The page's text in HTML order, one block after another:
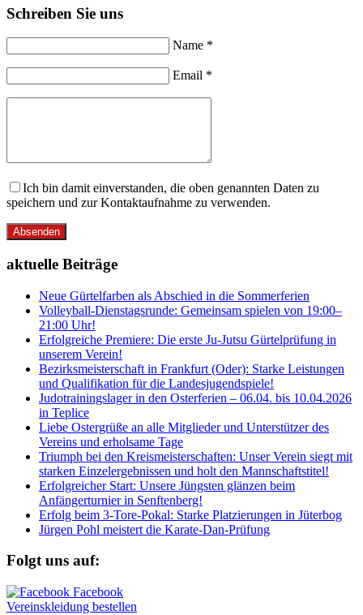
Schreiben Sie uns
Name *
Email *
Ich bin damit einverstanden, die oben genannten Daten zu
speichern und zur Kontaktaufnahme zu verwenden.
Absenden
aktuelle Beiträge
Neue Gürtelfarben als Abschied in die Sommerferien
Volleyball-Dienstagsrunde: Gemeinsam spielen von 19:00–
21:00 Uhr!
Erfolgreiche Premiere: Die erste Ju-Jutsu Gürtelprüfung in
unserem Verein!
Bezirksmeisterschaft in Frankfurt (Oder): Starke Leistungen
und Qualifikation für die Landesjugendspiele!
Judotrainingslager in den Osterferien – 06.04. bis 10.04.2026
in Teplice
Liebe Ostergrüße an alle Mitglieder und Unterstützer des
Vereins und erholsame Tage
Triumph bei den Kreismeisterschaften: Unser Verein siegt mit
starken Einzelergebnissen und holt den Mannschaftstitel!
Erfolgreicher Start: Unsere Jüngsten glänzen beim
Anfängerturnier in Senftenberg!
Erfolg beim 3-Tore-Pokal: Starke Platzierungen in Jüterbog
Jürgen Pohl meistert die Karate-Dan-Prüfung
Folgt uns auf:
Vereinskleidung bestellen